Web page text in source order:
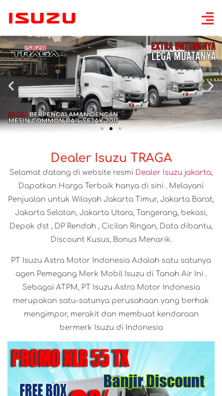
Dealer Isuzu TRAGA
Selamat datang di website resmi Dealer Isuzu jakarta,
Dapatkan Harga Terbaik hanya di sini . Melayani
Penjualan untuk Wilayah Jakarta Timur, Jakarta Barat,
Jakarta Selatan, Jakarta Utara, Tangerang, bekasi,
Depok dst , DP Rendah , Cicilan Ringan, Data dibantu,
Discount Kusus, Bonus Menarik.
PT Isuzu Astra Motor Indonesia Adalah satu satunya
agen Pemegang Merk Mobil Isuzu di Tanah Air Ini .
Sebagai ATPM, PT Isuzu Astra Motor Indonesia
merupakan satu-satunya perusahaan yang berhak
mengimpor, merakit dan membuat kendaraan
bermerk Isuzu di Indonesia